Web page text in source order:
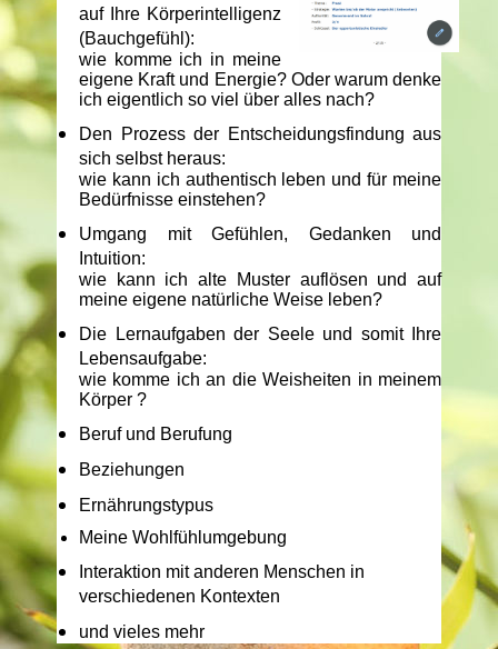
auf Ihre Körperintelligenz
(Bauchgefühl):
wie komme ich in meine
eigene Kraft und Energie? Oder warum denke
ich eigentlich so viel über alles nach?
Den Prozess der Entscheidungsfindung aus
sich selbst heraus:
wie kann ich authentisch leben und für meine
Bedürfnisse einstehen?
Umgang mit Gefühlen, Gedanken und
Intuition:
wie kann ich alte Muster auflösen und auf
meine eigene natürliche Weise leben?
Die Lernaufgaben der Seele und somit Ihre
Lebensaufgabe:
wie komme ich an die Weisheiten in meinem
Körper ?
Beruf und Berufung
Beziehungen
Ernährungstypus
Meine Wohlfühlumgebung
Interaktion mit anderen Menschen in
verschiedenen Kontexten
und vieles mehr